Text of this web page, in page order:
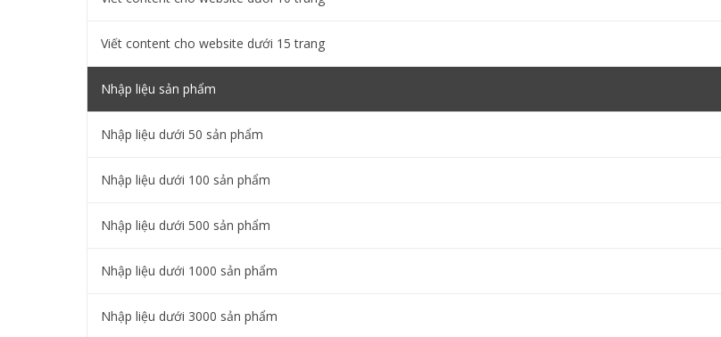
Viết content cho website dưới 15 trang
Nhập liệu sản phẩm
Nhập liệu dưới 50 sản phẩm
Nhập liệu dưới 100 sản phẩm
Nhập liệu dưới 500 sản phẩm
Nhập liệu dưới 1000 sản phẩm
Nhập liệu dưới 3000 sản phẩm